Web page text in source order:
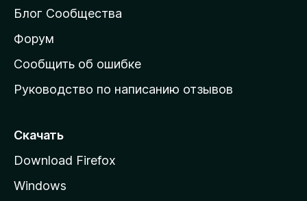
а
ш
н
ю
т
а
н
Блог Сообщества
Форум
Сообщить об ошибке
Руководство по написанию отзывов
Скачать
Download Firefox
Windows